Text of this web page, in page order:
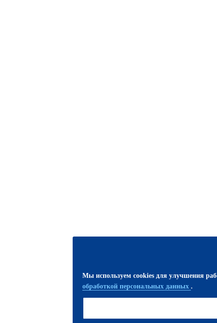
Мы используем cookies для улучшения
обработкой персональных данных .